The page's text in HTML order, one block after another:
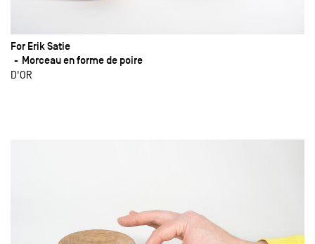
For Erik Satie
Morceau en forme de poire
D'OR